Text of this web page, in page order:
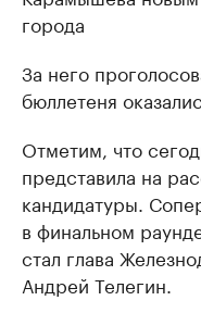
города
За него
бюллетеня
Отметим, что
представила на
кандидатуры.
в финальном
стал глава
Андрей Телегин.